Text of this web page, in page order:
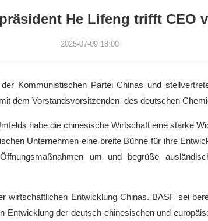
He Lifeng trifft CEO
2025-07-09 18:00
Kommunistischen Partei Chinas und
dem Vorstandsvorsitzenden des deutschen
habe die chinesische Wirtschaft eine starke
Unternehmen eine breite Bühne für ihre
um und begrüße
wirtschaftlichen Entwicklung Chinas. BASF sei
Entwicklung der deutsch-chinesischen und